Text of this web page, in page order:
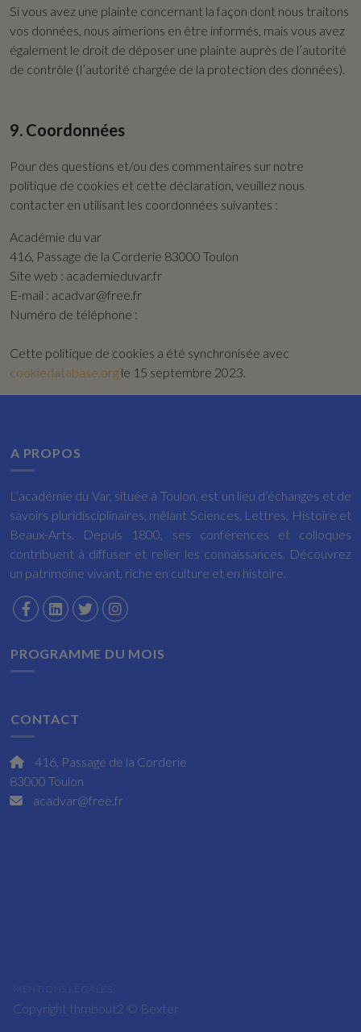
Si vous avez une plainte concernant la façon dont nous traitons
vos données, nous aimerions en être informés, mais vous avez
également le droit de déposer une plainte auprès de l’autorité
de contrôle (l’autorité chargée de la protection des données).
9. Coordonnées
Pour des questions et/ou des commentaires sur notre
politique de cookies et cette déclaration, veuillez nous
contacter en utilisant les coordonnées suivantes :
Académie du var
416, Passage de la Corderie 83000 Toulon
Site web : academieduvar.fr
E-mail : acadvar@free.fr
Numéro de téléphone :
Cette politique de cookies a été synchronisée avec
cookiedatabase.org le 15 septembre 2023.
A PROPOS
L’académie du Var, située à Toulon, est un lieu d’échanges et de
savoirs pluridisciplinaires, mêlant Sciences, Lettres, Histoire et
Beaux-Arts. Depuis 1800, ses conférences et colloques
contribuent à diffuser et relier les connaissances. Découvrez
un patrimoine vivant, riche en culture et en histoire.
PROGRAMME DU MOIS
CONTACT
416, Passage de la Corderie
83000 Toulon
acadvar@free.fr
MENTIONS LÉGALES
Copyright thmbout2 © Bexter